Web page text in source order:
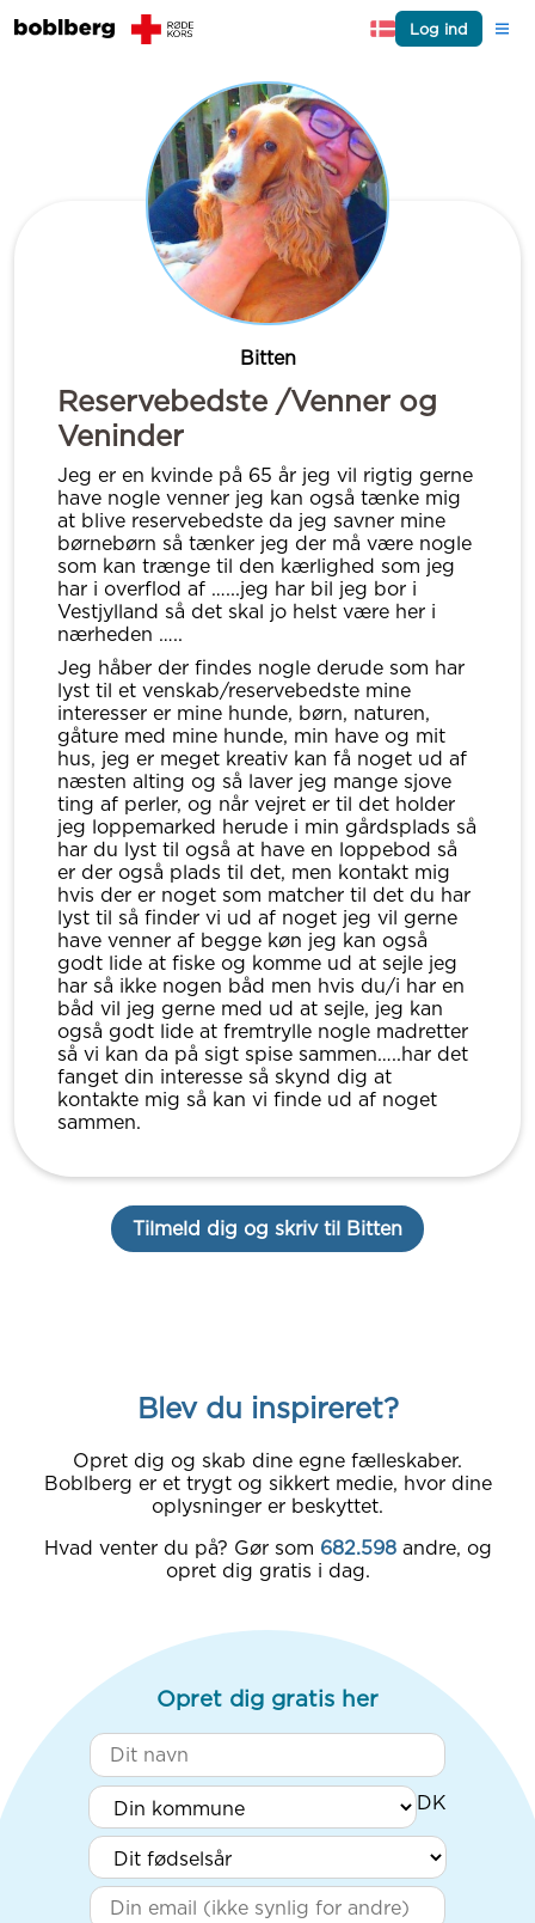
Log ind
Bitten
Reservebedste /Venner og
Veninder
Jeg er en kvinde på 65 år jeg vil rigtig gerne
have nogle venner jeg kan også tænke mig
at blive reservebedste da jeg savner mine
børnebørn så tænker jeg der må være nogle
som kan trænge til den kærlighed som jeg
har i overflod af …...jeg har bil jeg bor i
Vestjylland så det skal jo helst være her i
nærheden …..
Jeg håber der findes nogle derude som har
lyst til et venskab/reservebedste mine
interesser er mine hunde, børn, naturen,
gåture med mine hunde, min have og mit
hus, jeg er meget kreativ kan få noget ud af
næsten alting og så laver jeg mange sjove
ting af perler, og når vejret er til det holder
jeg loppemarked herude i min gårdsplads så
har du lyst til også at have en loppebod så
er der også plads til det, men kontakt mig
hvis der er noget som matcher til det du har
lyst til så finder vi ud af noget jeg vil gerne
have venner af begge køn jeg kan også
godt lide at fiske og komme ud at sejle jeg
har så ikke nogen båd men hvis du/i har en
båd vil jeg gerne med ud at sejle, jeg kan
også godt lide at fremtrylle nogle madretter
så vi kan da på sigt spise sammen…..har det
fanget din interesse så skynd dig at
kontakte mig så kan vi finde ud af noget
sammen.
Tilmeld dig og skriv til Bitten
Blev du inspireret?
Opret dig og skab dine egne fælleskaber.
Boblberg er et trygt og sikkert medie, hvor dine
oplysninger er beskyttet.
Hvad venter du på? Gør som 682.598 andre, og
opret dig gratis i dag.
Opret dig gratis her